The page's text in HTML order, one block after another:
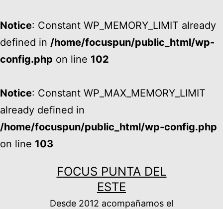
Notice: Constant WP_MEMORY_LIMIT already
defined in /home/focuspun/public_html/wp-
config.php on line 102
Notice: Constant WP_MAX_MEMORY_LIMIT
already defined in
/home/focuspun/public_html/wp-config.php
on line 103
FOCUS PUNTA DEL
ESTE
Desde 2012 acompañamos el